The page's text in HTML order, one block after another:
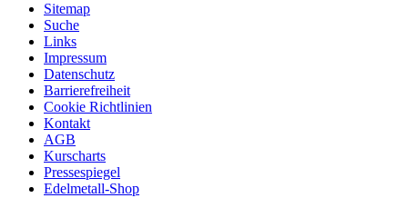
Sitemap
Suche
Links
Impressum
Datenschutz
Barrierefreiheit
Cookie Richtlinien
Kontakt
AGB
Kurscharts
Pressespiegel
Edelmetall-Shop